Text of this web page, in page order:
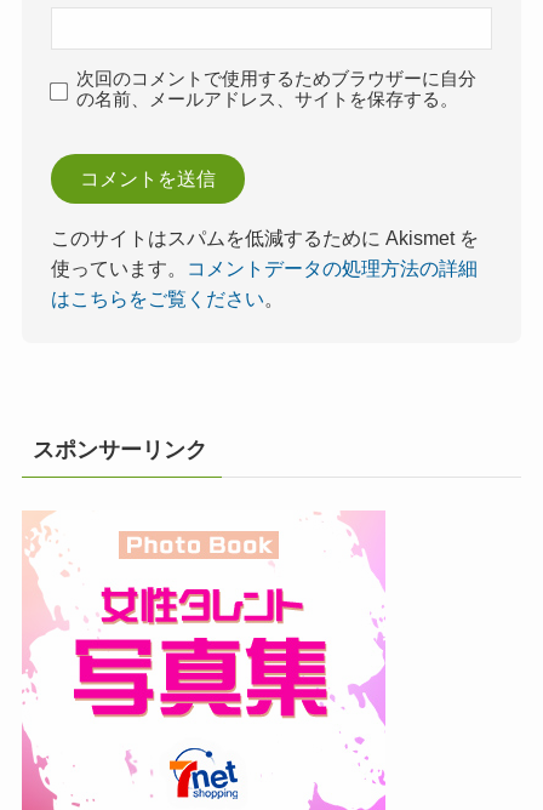
次回のコメントで使用するためブラウザーに自分
の名前、メールアドレス、サイトを保存する。
このサイトはスパムを低減するために Akismet を
使っています。
コメントデータの処理方法の詳細
はこちらをご覧ください。
スポンサーリンク